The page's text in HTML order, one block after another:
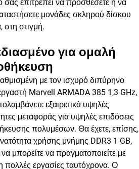
σας επιτρέπει να προσθέσετε ή να
μονάδες σκληρού δίσκου
στη στιγμή.
για ομαλή
με τον ισχυρό διπύρηνο
Marvell ARMADA 385 1,3 GHz,
εξαιρετικά υψηλές
μεταφοράς για υψηλές επιδόσεις
πολυμέσων. Θα έχετε, επίσης,
χρήσης μνήμης DDR3 1 GB,
μπορείτε να πραγματοποιείτε με
πολλές εργασίες ταυτόχρονα. Ο